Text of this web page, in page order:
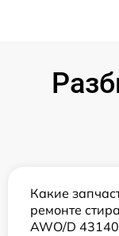
Какие
ремонте
AWO/D